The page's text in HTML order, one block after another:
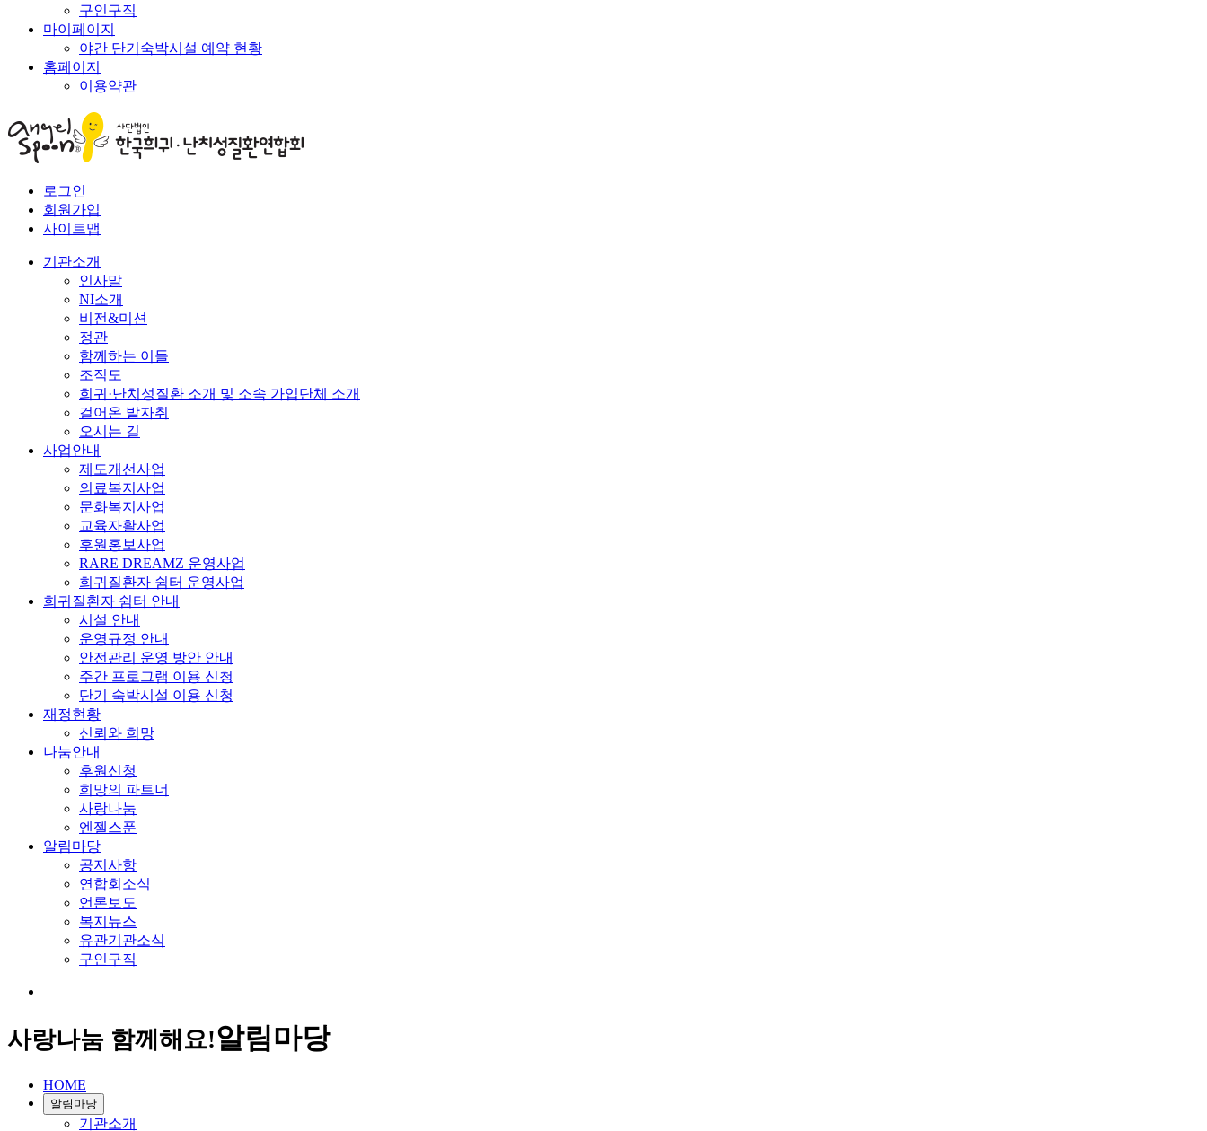
구인구직
마이페이지
야간 단기숙박시설 예약 현황
홈페이지
이용약관
로그인
회원가입
사이트맵
기관소개
인사말
NI소개
비전&미션
정관
함께하는 이들
조직도
희귀·난치성질환 소개 및 소속 가입단체 소개
걸어온 발자취
오시는 길
사업안내
제도개선사업
의료복지사업
문화복지사업
교육자활사업
후원홍보사업
RARE DREAMZ 운영사업
희귀질환자 쉼터 운영사업
희귀질환자 쉼터 안내
시설 안내
운영규정 안내
안전관리 운영 방안 안내
주간 프로그램 이용 신청
단기 숙박시설 이용 신청
재정현황
신뢰와 희망
나눔안내
후원신청
희망의 파트너
사랑나눔
엔젤스푼
알림마당
공지사항
연합회소식
언론보도
복지뉴스
유관기관소식
구인구직
사랑나눔 함께해요!알림마당
HOME
알림마당
기관소개